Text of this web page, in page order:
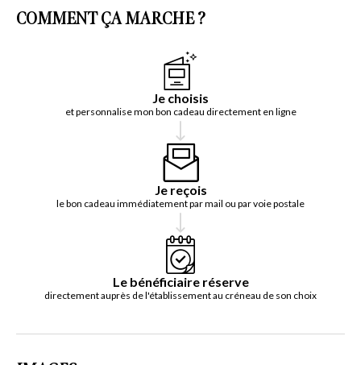
COMMENT ÇA MARCHE ?
Je choisis
et personnalise mon bon cadeau directement en ligne
Je reçois
le bon cadeau immédiatement par mail ou par voie postale
Le bénéficiaire réserve
directement auprès de l'établissement au créneau de son choix